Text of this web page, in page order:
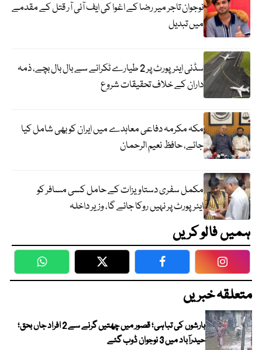
نوجوان تاجر میر رضا کے اغوا کی ایف آئی آر قتل کے مقدمے
میں تبدیل
سڈنی ایئرپورٹ پر 2 طیارے ٹکرانے سے بال بال بچے، ذمہ
داران کے خلاف تحقیقات شروع
مکہ مکرمہ دفاعی معاہدے میں ایران کو بھی شامل کیا
جائے، حافظ نعیم الرحمان
مکمل سفری دستاویزات کے حامل کسی مسافر کو
ایئرپورٹ پر نہیں روکا جائے گا، وزیر داخلہ
ہمیں فالو کریں
WhatsApp Twitter Facebook
متعلقہ خبریں
بارشوں کی تباہی؛ قصور میں چھتیں گرنے سے 2 افراد جاں بحق؛
حیدرآباد میں 3 نوجوان ڈوب گئے